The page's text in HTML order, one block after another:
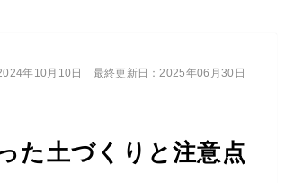
た土づくりと注意点
年10月10日 最終更新日：2025年06月30日